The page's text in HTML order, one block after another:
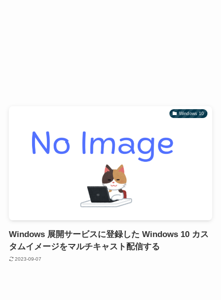
Windows 10
Windows 展開サービスに登録した Windows 10 カス
タムイメージをマルチキャスト配信する
2023-09-07